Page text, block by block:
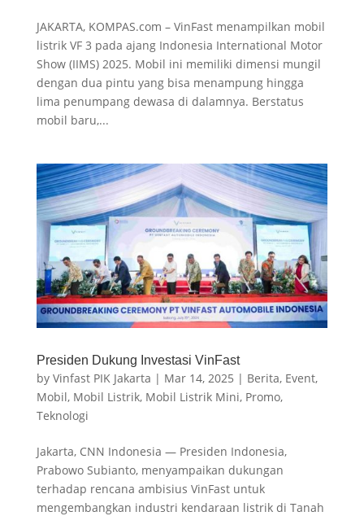
JAKARTA, KOMPAS.com – VinFast menampilkan mobil
listrik VF 3 pada ajang Indonesia International Motor
Show (IIMS) 2025. Mobil ini memiliki dimensi mungil
dengan dua pintu yang bisa menampung hingga
lima penumpang dewasa di dalamnya. Berstatus
mobil baru,...
Presiden Dukung Investasi VinFast
by Vinfast PIK Jakarta | Mar 14, 2025 | Berita, Event,
Mobil, Mobil Listrik, Mobil Listrik Mini, Promo,
Teknologi
Jakarta, CNN Indonesia — Presiden Indonesia,
Prabowo Subianto, menyampaikan dukungan
terhadap rencana ambisius VinFast untuk
mengembangkan industri kendaraan listrik di Tanah